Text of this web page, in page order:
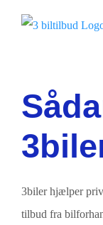
3biler hjælper
tilbud fra